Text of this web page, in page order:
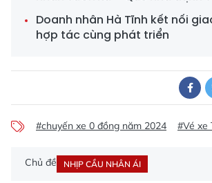
Doanh nhân Hà Tĩnh kết nối
hợp tác cùng phát triển
#chuyến xe 0 đồng năm 2024 #Vé xe
Chủ đề NHỊP CẦU NHÂN ÁI